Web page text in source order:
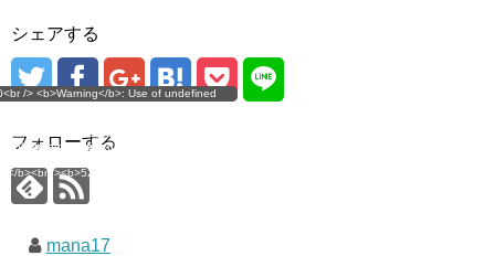
シェアする
error
b>: Use of undefined
public_html/wp-
ultimate-google-
b><br />
/> <b>Warning</b>: Use of undefined
mana17/yukimana.com/public_html/wp-
content/plugins/ultimate-google-
<b>524</b><br />
フォローする
mana17